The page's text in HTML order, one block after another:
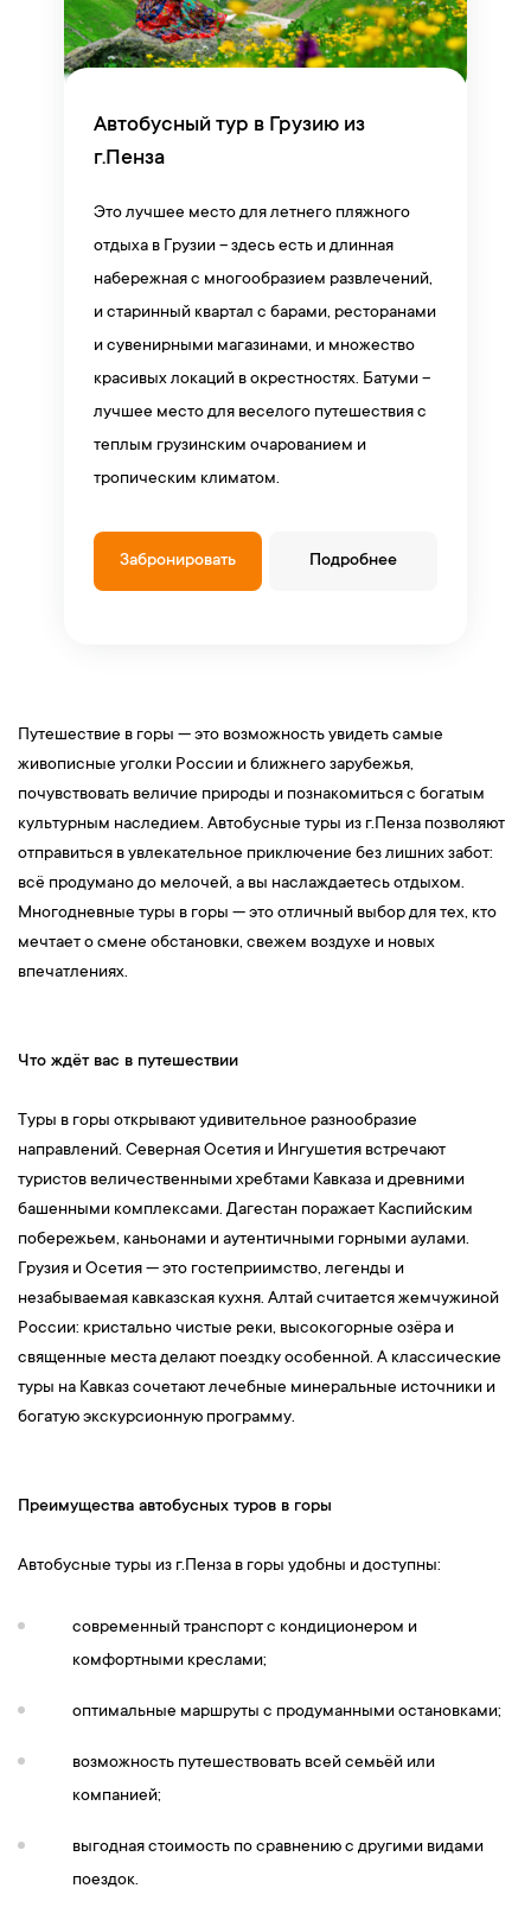
Автобусный тур в Грузию из
г.Пенза
Это лучшее место для летнего пляжного
отдыха в Грузии – здесь есть и длинная
набережная с многообразием развлечений,
и старинный квартал с барами, ресторанами
и сувенирными магазинами, и множество
красивых локаций в окрестностях. Батуми –
лучшее место для веселого путешествия с
теплым грузинским очарованием и
тропическим климатом.
Забронировать Подробнее
Путешествие в горы — это возможность увидеть самые
живописные уголки России и ближнего зарубежья,
почувствовать величие природы и познакомиться с богатым
культурным наследием. Автобусные туры из г.Пенза позволяют
отправиться в увлекательное приключение без лишних забот:
всё продумано до мелочей, а вы наслаждаетесь отдыхом.
Многодневные туры в горы — это отличный выбор для тех, кто
мечтает о смене обстановки, свежем воздухе и новых
впечатлениях.
Что ждёт вас в путешествии
Туры в горы открывают удивительное разнообразие
направлений. Северная Осетия и Ингушетия встречают
туристов величественными хребтами Кавказа и древними
башенными комплексами. Дагестан поражает Каспийским
побережьем, каньонами и аутентичными горными аулами.
Грузия и Осетия — это гостеприимство, легенды и
незабываемая кавказская кухня. Алтай считается жемчужиной
России: кристально чистые реки, высокогорные озёра и
священные места делают поездку особенной. А классические
туры на Кавказ сочетают лечебные минеральные источники и
богатую экскурсионную программу.
Преимущества автобусных туров в горы
Автобусные туры из г.Пенза в горы удобны и доступны:
современный транспорт с кондиционером и
комфортными креслами;
оптимальные маршруты с продуманными остановками;
возможность путешествовать всей семьёй или
компанией;
выгодная стоимость по сравнению с другими видами
поездок.